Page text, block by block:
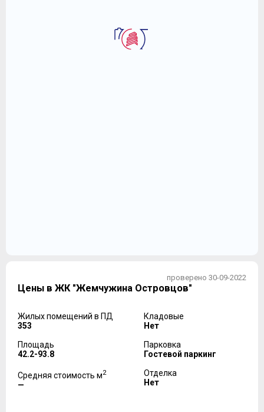
проверено 30-09-2022
Цены в ЖК "Жемчужина Островцов"
Жилых помещений в ПД
353
Площадь
42.2-93.8
Средняя стоимость м2
—
Кладовые
Нет
Парковка
Гостевой паркинг
Отделка
Нет